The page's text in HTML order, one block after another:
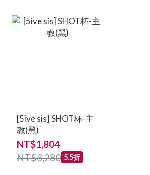
[5ive sis] SHOT杯-主
教(黑)
NT$1,804
NT$3,280 5.5折